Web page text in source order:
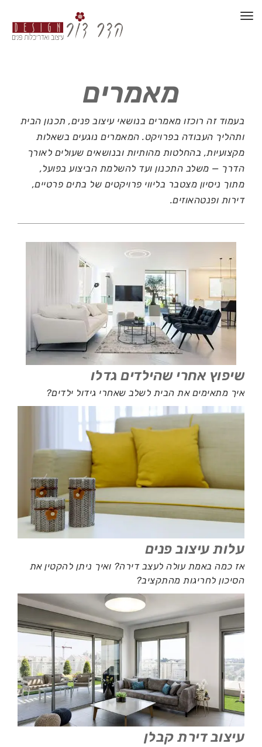
תפריט
מאמרים
בעמוד זה רוכזו מאמרים בנושאי עיצוב פנים, תכנון הבית
ותהליך העבודה בפרויקט. המאמרים נוגעים בשאלות
מקצועיות, בהחלטות מהותיות ובנושאים שעולים לאורך
הדרך — משלב התכנון ועד להשלמת הביצוע בפועל,
מתוך ניסיון מצטבר בליווי פרויקטים של בתים פרטיים,
דירות ופנטהאוזים.
שיפוץ אחרי שהילדים גדלו
איך מתאימים את הבית לשלב שאחרי גידול ילדים?
עלות עיצוב פנים
אז כמה באמת עולה לעצב דירה? ואיך ניתן להקטין את
הסיכון לחריגות מהתקציב?
עיצוב דירת קבלן